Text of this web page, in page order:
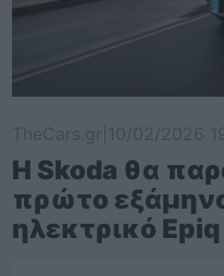
Η Skoda θα
πρώτο
ηλεκτρικό Epiq